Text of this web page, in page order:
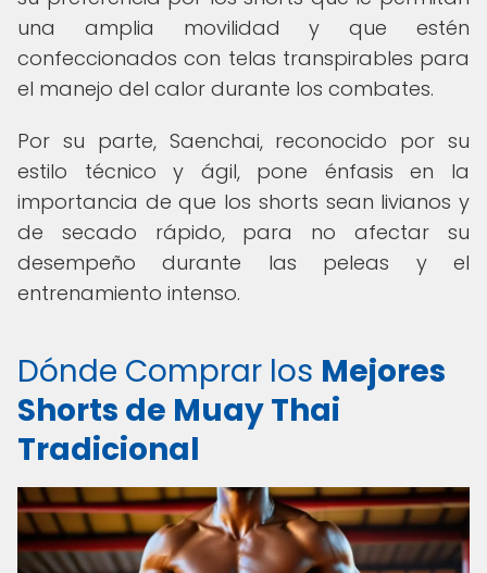
una amplia movilidad y que estén
confeccionados con telas transpirables para
el manejo del calor durante los combates.
Por su parte, Saenchai, reconocido por su
estilo técnico y ágil, pone énfasis en la
importancia de que los shorts sean livianos y
de secado rápido, para no afectar su
desempeño durante las peleas y el
entrenamiento intenso.
Dónde Comprar los Mejores
Shorts de Muay Thai
Tradicional